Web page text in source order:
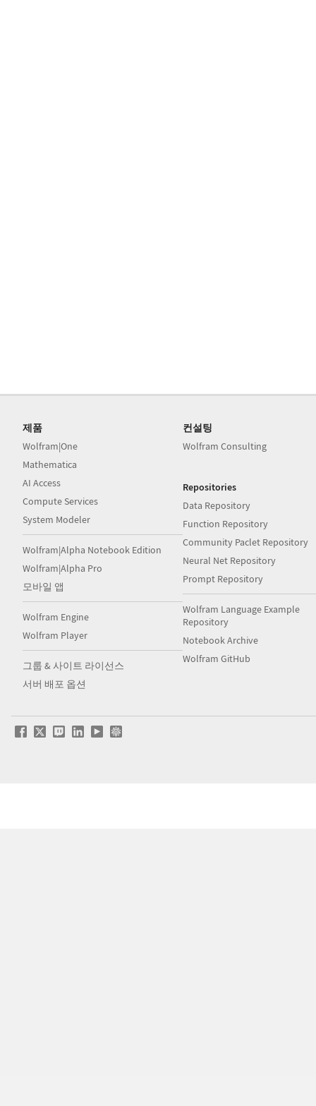
제품
Wolfram|One
Mathematica
AI Access
Compute Services
System Modeler
Wolfram|Alpha Notebook Edition
Wolfram|Alpha Pro
모바일 앱
Wolfram Engine
Wolfram Player
그룹 & 사이트 라이선스
서버 배포 옵션
컨설팅
Wolfram Consulting
Repositories
Data Repository
Function Repository
Community Paclet Repository
Neural Net Repository
Prompt Repository
Wolfram Language Example
Repository
Notebook Archive
Wolfram GitHub